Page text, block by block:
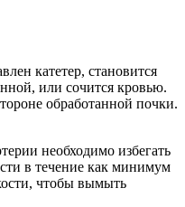
катетер, становится
или сочится кровью.
обработанной почки.
необходимо избегать
в течение как минимум
чтобы вымыть